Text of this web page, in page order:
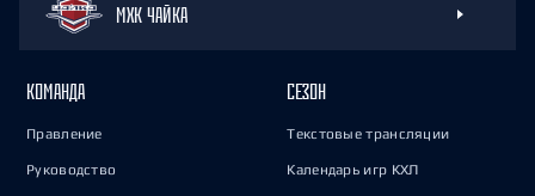
МХК ЧАЙКА
КОМАНДА
Правление
Руководство
СЕЗОН
Текстовые трансляции
Календарь игр КХЛ